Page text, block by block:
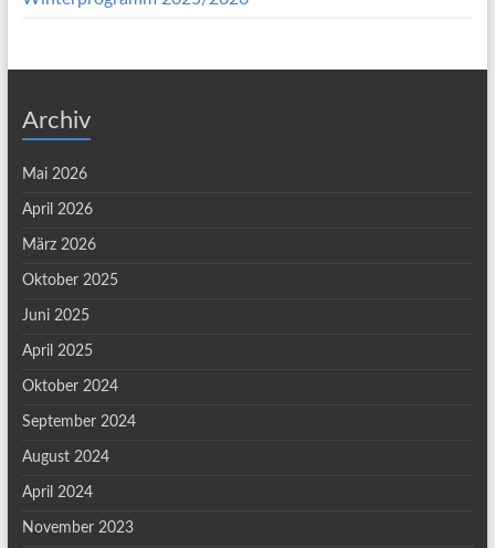
Archiv
Mai 2026
April 2026
März 2026
Oktober 2025
Juni 2025
April 2025
Oktober 2024
September 2024
August 2024
April 2024
November 2023